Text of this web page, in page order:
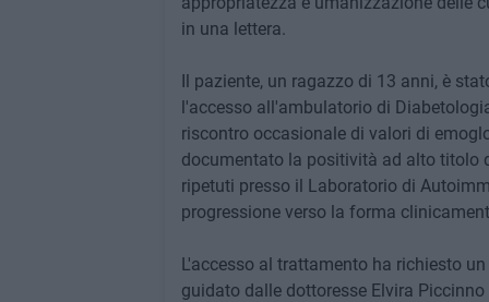
in una lettera.
Il paziente, un ragazzo di 13 anni, è
l'accesso all'ambulatorio di
riscontro occasionale di valori di
documentato la positività ad alto titolo
ripetuti presso il Laboratorio di
progressione verso la forma
L'accesso al trattamento ha richiesto
guidato dalle dottoresse Elvira